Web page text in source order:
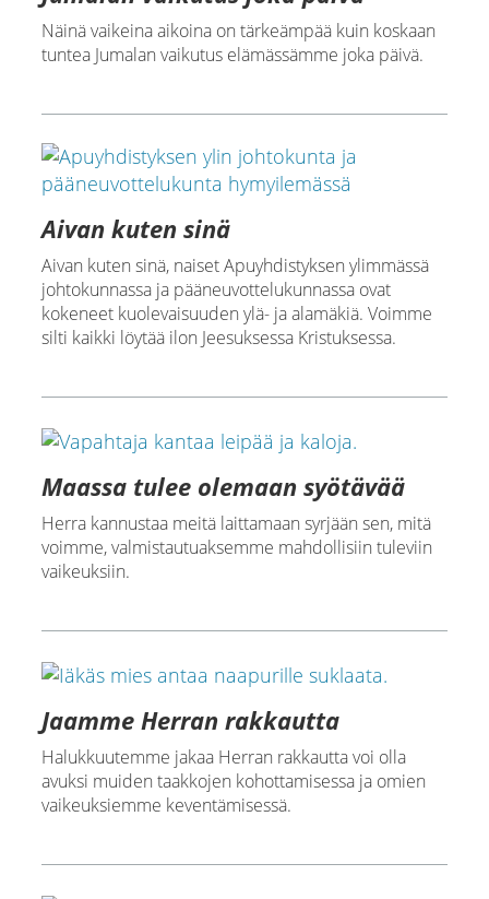
Näinä vaikeina aikoina on tärkeämpää kuin koskaan
tuntea Jumalan vaikutus elämässämme joka päivä.
Aivan kuten sinä
Aivan kuten sinä, naiset Apuyhdistyksen ylimmässä
johtokunnassa ja pääneuvottelukunnassa ovat
kokeneet kuolevaisuuden ylä- ja alamäkiä. Voimme
silti kaikki löytää ilon Jeesuksessa Kristuksessa.
Maassa tulee olemaan syötävää
Herra kannustaa meitä laittamaan syrjään sen, mitä
voimme, valmistautuaksemme mahdollisiin tuleviin
vaikeuksiin.
Jaamme Herran rakkautta
Halukkuutemme jakaa Herran rakkautta voi olla
avuksi muiden taakkojen kohottamisessa ja omien
vaikeuksiemme keventämisessä.